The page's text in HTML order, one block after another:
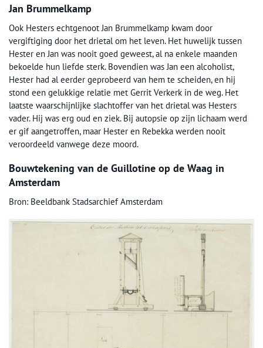
Jan Brummelkamp
Ook Hesters echtgenoot Jan Brummelkamp kwam door
vergiftiging door het drietal om het leven. Het huwelijk tussen
Hester en Jan was nooit goed geweest, al na enkele maanden
bekoelde hun liefde sterk. Bovendien was Jan een alcoholist,
Hester had al eerder geprobeerd van hem te scheiden, en hij
stond een gelukkige relatie met Gerrit Verkerk in de weg. Het
laatste waarschijnlijke slachtoffer van het drietal was Hesters
vader. Hij was erg oud en ziek. Bij autopsie op zijn lichaam werd
er gif aangetroffen, maar Hester en Rebekka werden nooit
veroordeeld vanwege deze moord.
Bouwtekening van de Guillotine op de Waag in
Amsterdam
Bron: Beeldbank Stadsarchief Amsterdam